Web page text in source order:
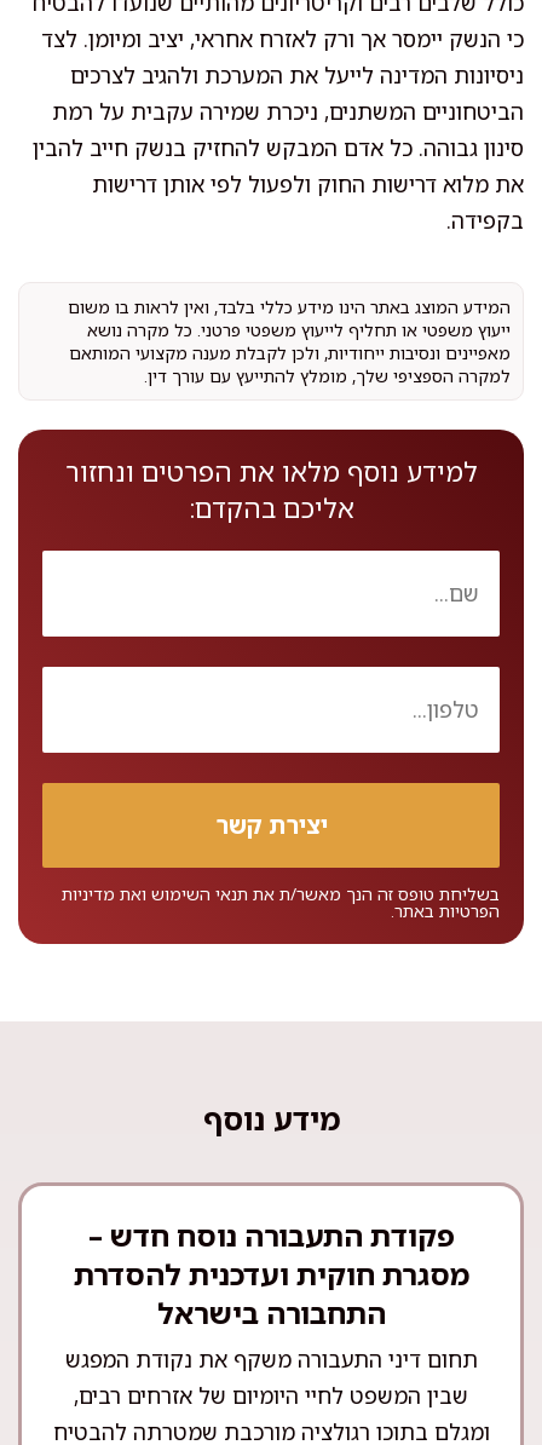
כי הנשק יימסר אך ורק לאזרח אחראי, יציב ומיומן. לצד
ניסיונות המדינה לייעל את המערכת ולהגיב לצרכים
הביטחוניים המשתנים, ניכרת שמירה עקבית על רמת
סינון גבוהה. כל אדם המבקש להחזיק בנשק חייב להבין
את מלוא דרישות החוק ולפעול לפי אותן דרישות
בקפידה.
המידע המוצג באתר הינו מידע כללי בלבד, ואין לראות בו משום
ייעוץ משפטי או תחליף לייעוץ משפטי פרטני. כל מקרה נושא
מאפיינים ונסיבות ייחודיות, ולכן לקבלת מענה מקצועי המותאם
למקרה הספציפי שלך, מומלץ להתייעץ עם עורך דין.
למידע נוסף מלאו את הפרטים ונחזור
אליכם בהקדם:
בשליחת טופס זה הנך מאשר/ת את תנאי השימוש ואת מדיניות
הפרטיות באתר.
מידע נוסף
פקודת התעבורה נוסח חדש –
מסגרת חוקית ועדכנית להסדרת
התחבורה בישראל
תחום דיני התעבורה משקף את נקודת המפגש
שבין המשפט לחיי היומיום של אזרחים רבים,
ומגלם בתוכו רגולציה מורכבת שמטרתה להבטיח